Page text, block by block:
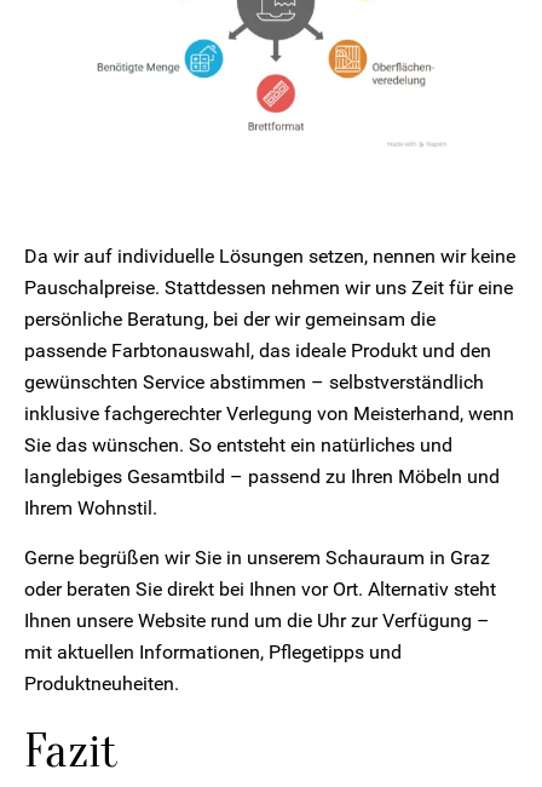
Da wir auf individuelle Lösungen setzen, nennen wir keine
Pauschalpreise. Stattdessen nehmen wir uns Zeit für eine
persönliche Beratung, bei der wir gemeinsam die
passende Farbtonauswahl, das ideale Produkt und den
gewünschten Service abstimmen – selbstverständlich
inklusive fachgerechter Verlegung von Meisterhand, wenn
Sie das wünschen. So entsteht ein natürliches und
langlebiges Gesamtbild – passend zu Ihren Möbeln und
Ihrem Wohnstil.
Gerne begrüßen wir Sie in unserem Schauraum in Graz
oder beraten Sie direkt bei Ihnen vor Ort. Alternativ steht
Ihnen unsere Website rund um die Uhr zur Verfügung –
mit aktuellen Informationen, Pflegetipps und
Produktneuheiten.
Fazit